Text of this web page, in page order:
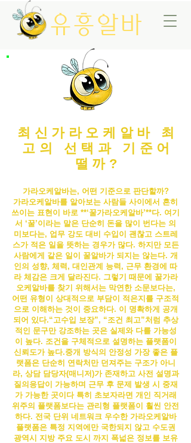
유흥알바
최신가라오케알바 최
고의 선택과 기준어
떨까?
가라오케알바는, 어떤 기준으로 판단할까?
가라오케알바를 알아보는 사람들 사이에서 흔히
쓰이는 표현이 바로 **‘꿀가라오케알바’**다. 여기
서 ‘꿀’이라는 말은 단순히 돈을 많이 번다는 의
미보다는, 업무 강도 대비 수입이 괜찮고 스트레
스가 적은 일을 뜻하는 경우가 많다. 하지만 모든
사람에게 같은 일이 꿀알바가 되지는 않는다. 개
인의 성향, 체력, 대인관계 능력, 근무 환경에 따
라 체감은 크게 달라진다. 그렇기 때문에 꿀가라
오케알바를 찾기 위해서는 막연한 소문보다는,
어떤 유형이 상대적으로 부담이 적은지를 구조적
으로 이해하는 것이 중요하다. 이 명확하게 공개
되어 있다.“고수입 보장”, “조건 최고”처럼 추상
적인 문구만 강조하는 곳은 실제와 다를 가능성
이 높다. 조건을 구체적으로 설명하는 플랫폼이
신뢰도가 높다.중개 방식의 안정성 가장 좋은 플
랫폼은 단순히 연락처만 던져주는 구조가 아니
라, 상담 담당자(매니저)가 존재하고 사전 설명과
질의응답이 가능하며 근무 후 문제 발생 시 중재
가 가능한 곳이다 특히 초보자라면 개인 직거래
위주의 플랫폼보다는 관리형 플랫폼이 훨씬 안전
하다. 전국 단위 네트워크 우수한 가라오케알바
플랫폼은 특정 지역에만 국한되지 않고 수도권
광역시 지방 주요 도시 까지 폭넓은 정보를 보유